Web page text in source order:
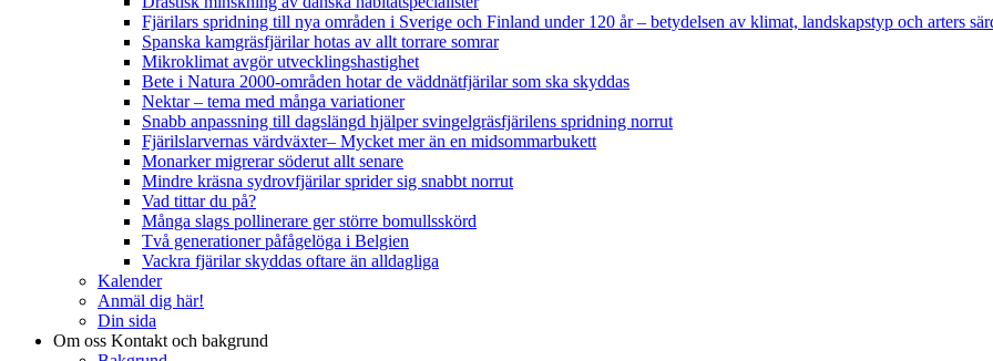
Fjärilars spridning till nya områden i Sverige och Finland under 120 år– betydelsen av klimat, landskapstyp och arters
Spanska kamgräsfjärilar hotas av allt torrare somrar
Mikroklimat avgör utvecklingshastighet
Bete i Natura 2000-områden hotar de väddnätfjärilar som ska skyddas
Nektar – tema med många variationer
Snabb anpassning till dagslängd hjälper svingelgräsfjärilens spridning norrut
Fjärilslarvernas värdväxter– Mycket mer än en midsommarbukett
Monarker migrerar söderut allt senare
Mindre kräsna sydrovfjärilar sprider sig snabbt norrut
Vad tittar du på?
Många slags pollinerare ger större bomullsskörd
Två generationer påfågelöga i Belgien
Vackra fjärilar skyddas oftare än alldagliga
Kalender
Anmäl dig här!
Din sida
Om oss Kontakt och bakgrund